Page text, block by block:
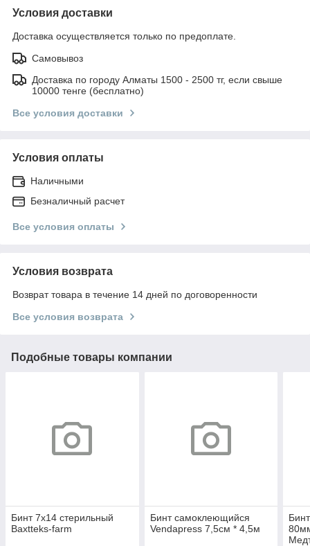
Условия доставки
Доставка осуществляется только по предоплате.
Самовывоз
Доставка по городу Алматы 1500 - 2500 тг, если свыше
10000 тенге (бесплатно)
Все условия доставки
Условия оплаты
Наличными
Безналичный расчет
Все условия оплаты
Условия возврата
Возврат товара в течение 14 дней по договоренности
Все условия возврата
Подобные товары компании
Бинт 7х14 стерильный
Вахtteks-farm
Бинт самоклеющийся
Vendapress 7,5см * 4,5м